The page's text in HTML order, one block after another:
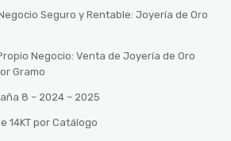
Seguro y Rentable: Joyería de Oro
Negocio: Venta de Joyería de Oro
Gramo
8 – 2024 – 2025
14KT por Catálogo